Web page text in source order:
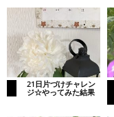
21日片づけチャレン
ジ☆やってみた結果